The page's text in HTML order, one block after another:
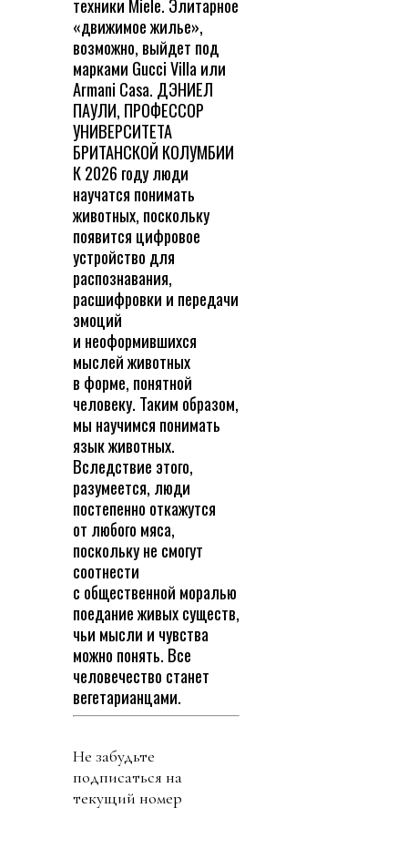
техники Miele. Элитарное
«движимое жилье»,
возможно, выйдет под
марками Gucci Villa или
Armani Casa. ДЭНИЕЛ
ПАУЛИ, ПРОФЕССОР
УНИВЕРСИТЕТА
БРИТАНСКОЙ КОЛУМБИИ
К 2026 году люди
научатся понимать
животных, поскольку
появится цифровое
устройство для
распознавания,
расшифровки и передачи
эмоций
и неоформившихся
мыслей животных
в форме, понятной
человеку. Таким образом,
мы научимся понимать
язык животных.
Вследствие этого,
разумеется, люди
постепенно откажутся
от любого мяса,
поскольку не смогут
соотнести
с общественной моралью
поедание живых существ,
чьи мысли и чувства
можно понять. Все
человечество станет
вегетарианцами.
Не забудьте
подписаться на
текущий номер